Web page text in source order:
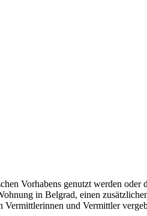
Vorhabens genutzt werden oder
in Belgrad, einen
und Vermittler